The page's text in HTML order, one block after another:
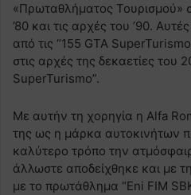
«Πρωταθλήματος Τουρισμού»
’80 και τις αρχές του ’90.
από τις “155 GTA
στις αρχές της δεκαετίες του
SuperTurismo”.
Με αυτήν τη χορηγία η Alfa
της ως η μάρκα αυτοκινήτων
καλύτερο τρόπο την
άλλωστε αποδείχθηκε και με
με το πρωτάθλημα “Eni FIM